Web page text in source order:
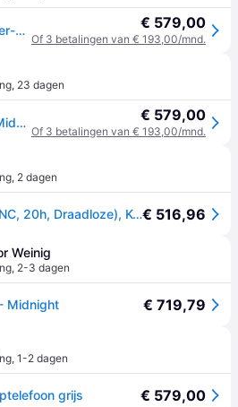
Apple Airpods Max2 Over-ear Draadloze Hoofdtelefoon Met Noise-cancelling Midnight € 579,00
Of 3 betalingen van € 193,00/mnd.
, 23 dagen
Apple AirPods Max 2 - Middernacht € 579,00
Of 3 betalingen van € 193,00/mnd.
, 2 dagen
Apple AirPods Max 2 (ANC, 20h, Draadloze), Koptelefoon, Blauw€ 516,96
Weinig
, 2-3 dagen
Midnight € 719,79
, 1-2 dagen
grijs € 579,00